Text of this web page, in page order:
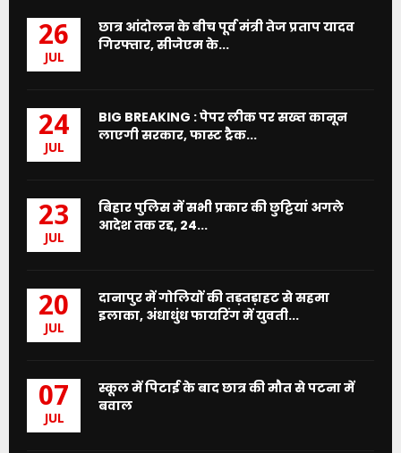
26
JUL
छात्र आंदोलन के बीच पूर्व मंत्री तेज प्रताप यादव
गिरफ्तार, सीजेएम के...
24
JUL
BIG BREAKING : पेपर लीक पर सख्त कानून
लाएगी सरकार, फास्ट ट्रैक...
23
JUL
बिहार पुलिस में सभी प्रकार की छुट्टियां अगले
आदेश तक रद्द, 24...
20
JUL
दानापुर में गोलियों की तड़तड़ाहट से सहमा
इलाका, अंधाधुंध फायरिंग में युवती...
07
JUL
स्कूल में पिटाई के बाद छात्र की मौत से पटना में
बवाल